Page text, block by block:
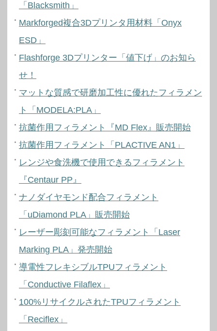
「Blacksmith」
Markforged複合3Dプリンタ用材料「Onyx
ESD」
Flashforge 3Dプリンター「値下げ」のお知ら
せ！
マットな質感で研磨加工性に優れたフィラメン
ト「MODELA:PLA」
抗菌作用フィラメント『MD Flex』販売開始
抗菌作用フィラメント「PLACTIVE AN1」
レンジや食洗機で使用できるフィラメント
『Centaur PP』
ナノダイヤモンド配合フィラメント
「uDiamond PLA」販売開始
レーザー彫刻可能なフィラメント「Laser
Marking PLA」発売開始
導電性フレキシブルTPUフィラメント
「Conductive Filaflex」
100%リサイクルされたTPUフィラメント
「Reciflex」